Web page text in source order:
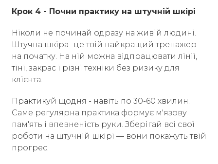
Крок 4 - Почни практику на штучній шкірі
Ніколи не починай одразу на живій людині.
Штучна шкіра -це твій найкращий тренажер
на початку. На ній можна відпрацювати лінії,
тіні, закрас і різні техніки без ризику для
клієнта.
Практикуй щодня - навіть по 30-60 хвилин.
Саме регулярна практика формує м'язову
пам'ять і впевненість руки. Зберігай всі свої
роботи на штучній шкірі — вони покажуть твій
прогрес.